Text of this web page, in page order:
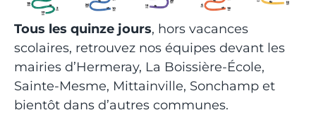
Tous les quinze jours, hors vacances
scolaires, retrouvez nos équipes devant les
mairies d’Hermeray, La Boissière-École,
Sainte-Mesme, Mittainville, Sonchamp et
bientôt dans d’autres communes.